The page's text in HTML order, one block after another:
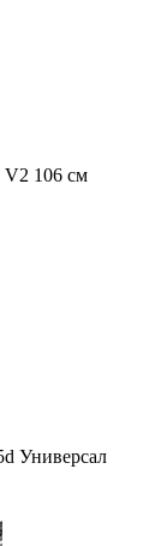
V2 106 см
Универсал